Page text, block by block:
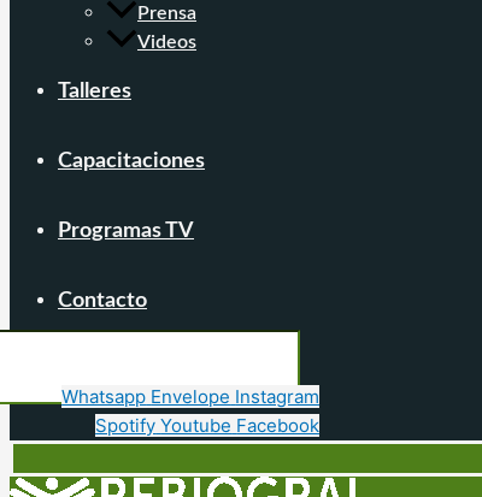
Prensa
Videos
Talleres
Capacitaciones
Programas TV
Contacto
Whatsapp Envelope Instagram
Spotify Youtube Facebook